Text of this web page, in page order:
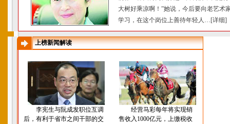
大树好乘凉啊！”她说，今后要向老艺术
学习，在这个岗位上善待年轻人…[详细]
上榜新闻解读
李宪生与阮成发职位互调
后，有利于省市之间干部的交
经营马彩每年将实现销
售收入1000亿元，上缴税收